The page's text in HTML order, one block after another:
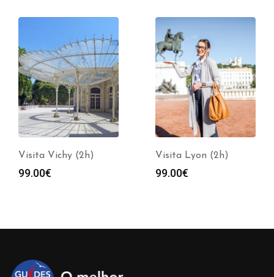
Visita Vichy (2h)
99.00€
Visita Lyon (2h)
99.00€